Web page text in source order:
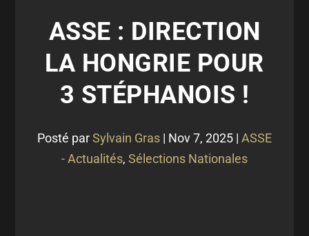
ASSE : DIRECTION
LA HONGRIE POUR
3 STÉPHANOIS !
Posté parSylvain Gras | Nov 7, 2025 | ASSE
- Actualités, Sélections Nationales